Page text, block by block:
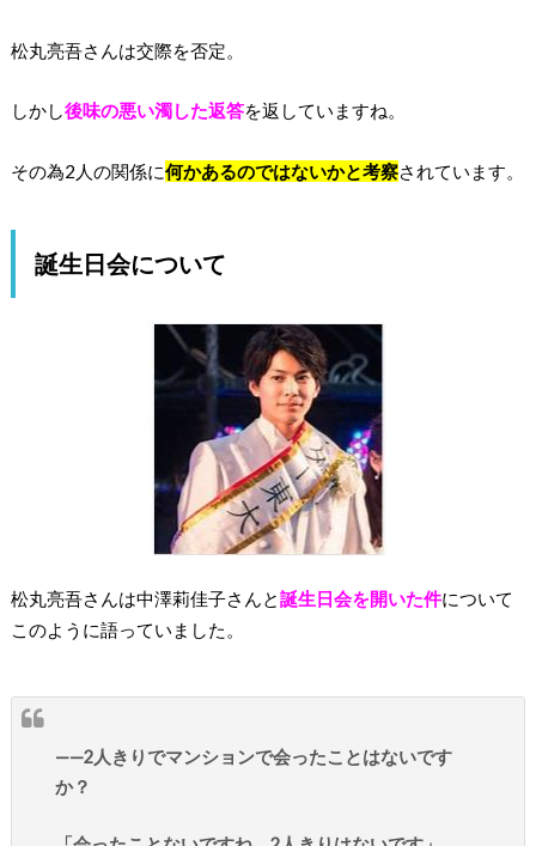
松丸亮吾さんは交際を否定。
しかし後味の悪い濁した返答を返していますね。
その為2人の関係に何かあるのではないかと考察されています。
誕生日会について
松丸亮吾さんは中澤莉佳子さんと誕生日会を開いた件について
このように語っていました。
——2人きりでマンションで会ったことはないです
か？